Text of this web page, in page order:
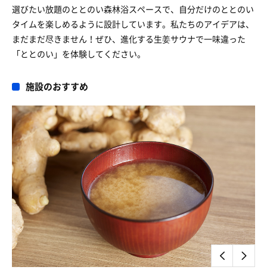
選びたい放題のととのい森林浴スペースで、自分だけのととのい
タイムを楽しめるように設計しています。私たちのアイデアは、
まだまだ尽きません！ぜひ、進化する生姜サウナで一味違った
「ととのい」を体験してください。
施設のおすすめ